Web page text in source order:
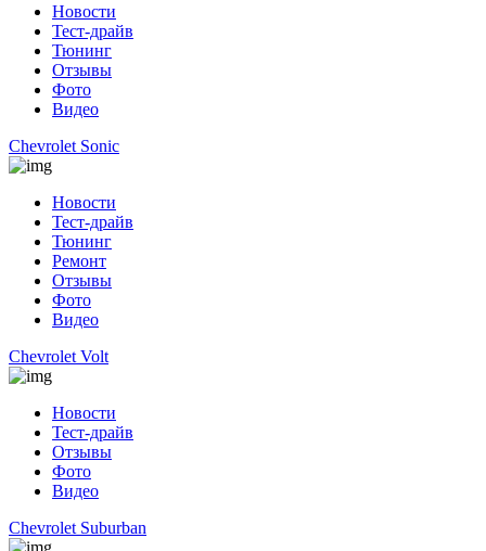
Новости
Тест-драйв
Тюнинг
Отзывы
Фото
Видео
Chevrolet Sonic
Новости
Тест-драйв
Тюнинг
Ремонт
Отзывы
Фото
Видео
Chevrolet Volt
Новости
Тест-драйв
Отзывы
Фото
Видео
Chevrolet Suburban